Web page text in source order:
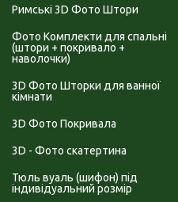
Римські 3D Фото Штори
Фото Комплекти для спальні
(штори + покривало +
наволочки)
3D Фото Шторки для ванної
кімнати
3D Фото Покривала
3D - Фото скатертина
Тюль вуаль (шифон) під
індивідуальний розмір